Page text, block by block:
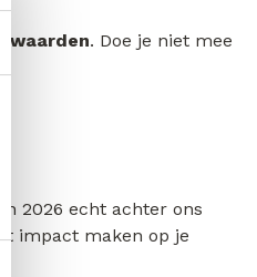
. Doe je niet mee
2026 echt achter ons
impact maken op je